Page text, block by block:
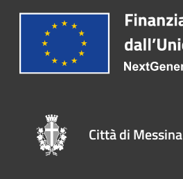
Città di Messina